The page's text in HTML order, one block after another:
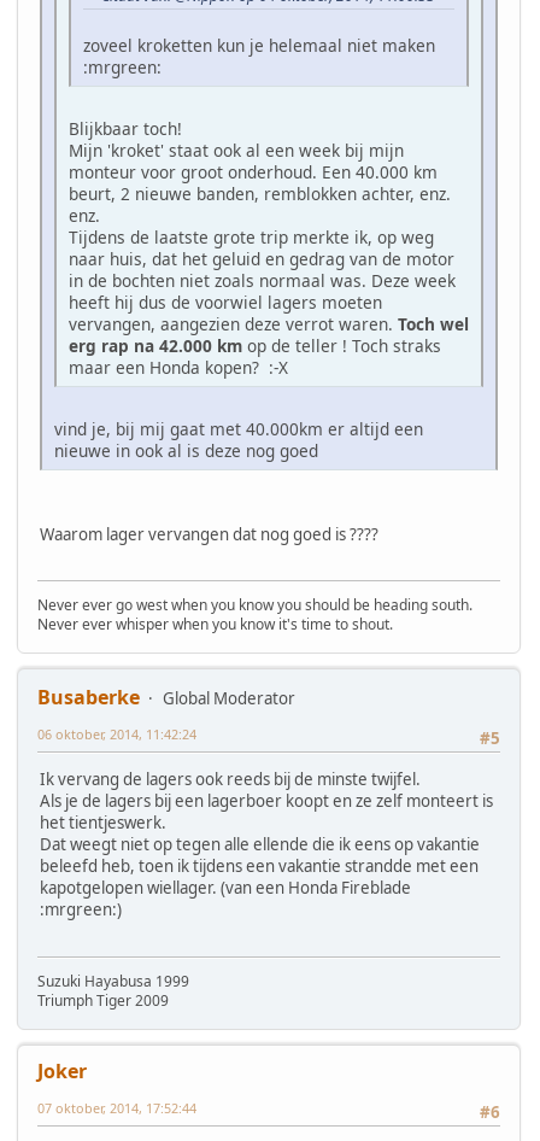
zoveel kroketten kun je helemaal niet maken
:mrgreen:
Blijkbaar toch!
Mijn 'kroket' staat ook al een week bij mijn
monteur voor groot onderhoud. Een 40.000 km
beurt, 2 nieuwe banden, remblokken achter, enz.
enz.
Tijdens de laatste grote trip merkte ik, op weg
naar huis, dat het geluid en gedrag van de motor
in de bochten niet zoals normaal was. Deze week
heeft hij dus de voorwiel lagers moeten
vervangen, aangezien deze verrot waren. Toch wel
erg rap na 42.000 km op de teller ! Toch straks
maar een Honda kopen? :-X
vind je, bij mij gaat met 40.000km er altijd een
nieuwe in ook al is deze nog goed
Waarom lager vervangen dat nog goed is ????
Never ever go west when you know you should be heading south.
Never ever whisper when you know it's time to shout.
Busaberke
Global Moderator
#5
06 oktober, 2014, 11:42:24
Ik vervang de lagers ook reeds bij de minste twijfel.
Als je de lagers bij een lagerboer koopt en ze zelf monteert is
het tientjeswerk.
Dat weegt niet op tegen alle ellende die ik eens op vakantie
beleefd heb, toen ik tijdens een vakantie strandde met een
kapotgelopen wiellager. (van een Honda Fireblade
:mrgreen:)
Suzuki Hayabusa 1999
Triumph Tiger 2009
Joker
#6
07 oktober, 2014, 17:52:44